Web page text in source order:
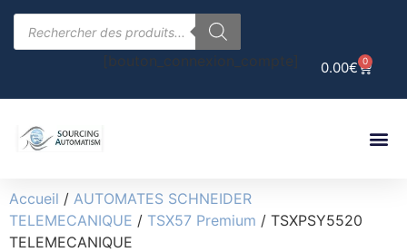
0.00€ 0
[bouton_connexion_compte]
Accueil / AUTOMATES SCHNEIDER
TELEMECANIQUE / TSX57 Premium / TSXPSY5520
TELEMECANIQUE